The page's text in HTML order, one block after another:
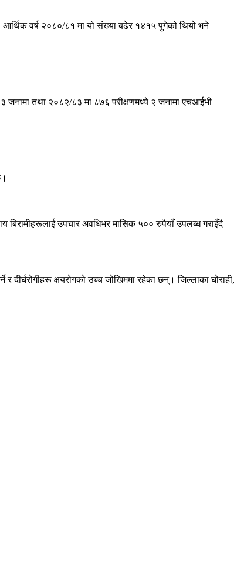
आर्थिक वर्ष २०८०/८१ मा यो संख्या बढेर १४१५ पुगेको थियो भने
जनामा तथा २०८२/८३ मा ८७६ परीक्षणमध्ये २ जनामा एचआईभी
बिरामीहरूलाई उपचार अवधिभर मासिक ५०० रुपैयाँ उपलब्ध गराइँदै
दीर्घरोगीहरू क्षयरोगको उच्च जोखिममा रहेका छन्। जिल्लाका घोराही,